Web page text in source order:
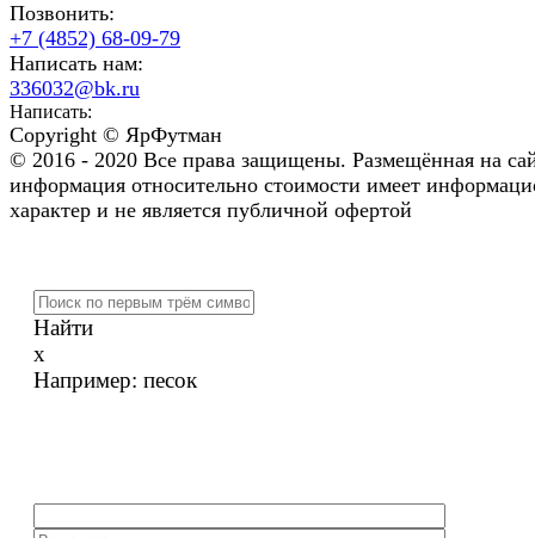
Позвонить:
+7 (4852) 68-09-79
Написать нам:
336032@bk.ru
Написать:
Copyright © ЯрФутман
© 2016 - 2020 Все права защищены. Размещённая на
информация относительно стоимости имеет
характер и не является публичной офертой
Найти
x
Например: песок